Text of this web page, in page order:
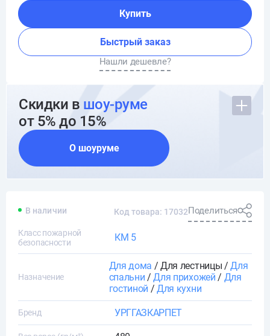
Купить
Быстрый заказ
Нашли дешевле?
Скидки в шоу-руме
от 5% до 15%
О шоуруме
В наличии Код товара: 17032Поделиться
Класс пожарной
безопасности
КМ 5
Назначение
Для дома / Для лестницы /Для
спальни /Для прихожей / Для
гостиной /Для кухни
Бренд УРГГАЗКАРПЕТ